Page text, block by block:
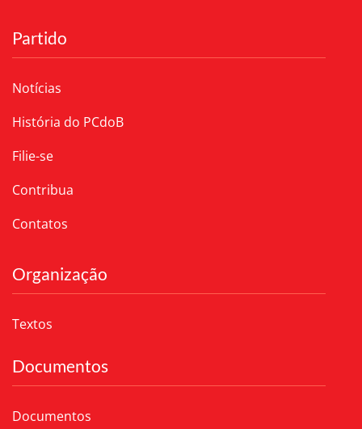
Partido
Notícias
História do PCdoB
Filie-se
Contribua
Contatos
Organização
Textos
Documentos
Documentos